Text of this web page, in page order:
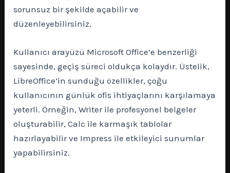
sorunsuz bir şekilde açabilir ve
düzenleyebilirsiniz.
Kullanıcı arayüzü Microsoft Office’e benzerliği
sayesinde, geçiş süreci oldukça kolaydır. Üstelik,
LibreOffice’in sunduğu özellikler, çoğu
kullanıcının günlük ofis ihtiyaçlarını karşılamaya
yeterli. Örneğin, Writer ile profesyonel belgeler
oluşturabilir, Calc ile karmaşık tablolar
hazırlayabilir ve Impress ile etkileyici sunumlar
yapabilirsiniz.